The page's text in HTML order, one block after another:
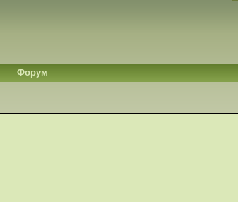
Форум